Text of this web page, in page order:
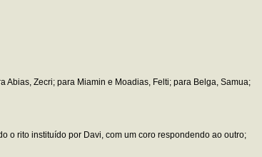
Abias, Zecri; para Miamin e Moadias, Felti; para Belga, Samua;
o rito instituído por Davi, com um coro respondendo ao outro;